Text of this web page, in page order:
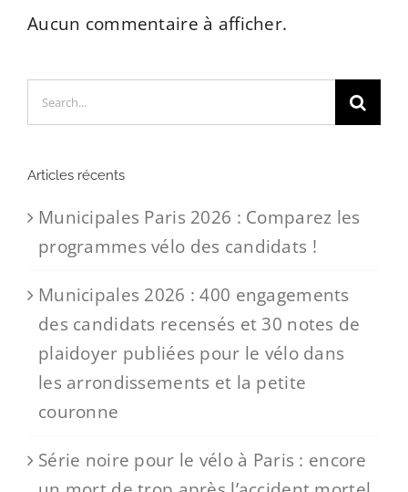
Aucun commentaire à afficher.
Search
for:
Articles récents
Municipales Paris 2026 : Comparez les
programmes vélo des candidats !
Municipales 2026 : 400 engagements
des candidats recensés et 30 notes de
plaidoyer publiées pour le vélo dans
les arrondissements et la petite
couronne
Série noire pour le vélo à Paris : encore